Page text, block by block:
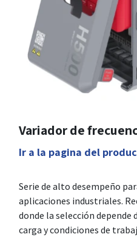
Variador de
Ir a la pagina del
Serie de alto desempeño
aplicaciones industriales.
donde la selección
carga y condiciones de